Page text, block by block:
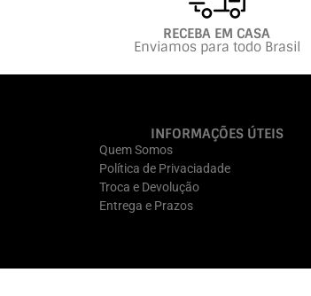
RECEBA EM CASA
Enviamos para todo Brasil
INFORMAÇÕES ÚTEIS
Quem Somos
Política de Privaciadade
Troca e Devolução
Entrega e Prazos